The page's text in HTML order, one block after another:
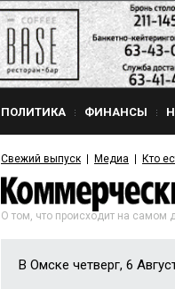
ПОЛИТИКА ФИНАНСЫ
Свежий выпуск Медиа Кто
О том, что происходит на самом
В Омске четверг, 6